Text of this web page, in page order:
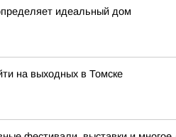
идеальный дом
на выходных в Томске